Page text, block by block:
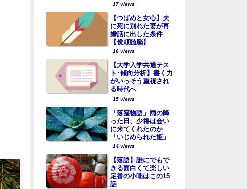
17 views
【つばめと女心】夫
に死に別れた妻が再
婚話に出した条件
【俊頼髄脳】
16 views
【大学入学共通テス
ト･傾向分析】書く力
がいっそう重視され
る時代へ
15 views
「落窪物語」雨の降
った日、少将は会い
に来てくれたのか
「いじめられた姫」
14 views
【落語】誰にでもで
きる面白くて楽しい
定番の小咄はこの15
話